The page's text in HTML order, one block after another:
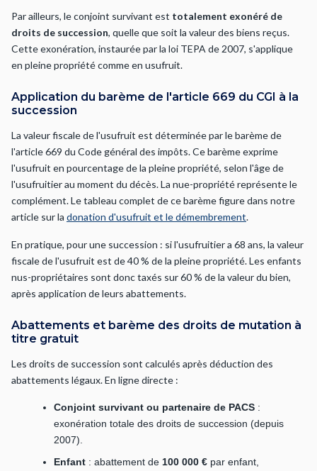
Par ailleurs, le conjoint survivant est totalement exonéré de
droits de succession, quelle que soit la valeur des biens reçus.
Cette exonération, instaurée par la loi TEPA de 2007, s'applique
en pleine propriété comme en usufruit.
Application du barème de l'article 669 du CGI à la
succession
La valeur fiscale de l'usufruit est déterminée par le barème de
l'article 669 du Code général des impôts. Ce barème exprime
l'usufruit en pourcentage de la pleine propriété, selon l'âge de
l'usufruitier au moment du décès. La nue-propriété représente le
complément. Le tableau complet de ce barème figure dans notre
article sur la donation d'usufruit et le démembrement.
En pratique, pour une succession : si l'usufruitier a 68 ans, la valeur
fiscale de l'usufruit est de 40 % de la pleine propriété. Les enfants
nus-propriétaires sont donc taxés sur 60 % de la valeur du bien,
après application de leurs abattements.
Abattements et barème des droits de mutation à
titre gratuit
Les droits de succession sont calculés après déduction des
abattements légaux. En ligne directe :
Conjoint survivant ou partenaire de PACS :
exonération totale des droits de succession (depuis
2007).
Enfant : abattement de 100 000 € par enfant,